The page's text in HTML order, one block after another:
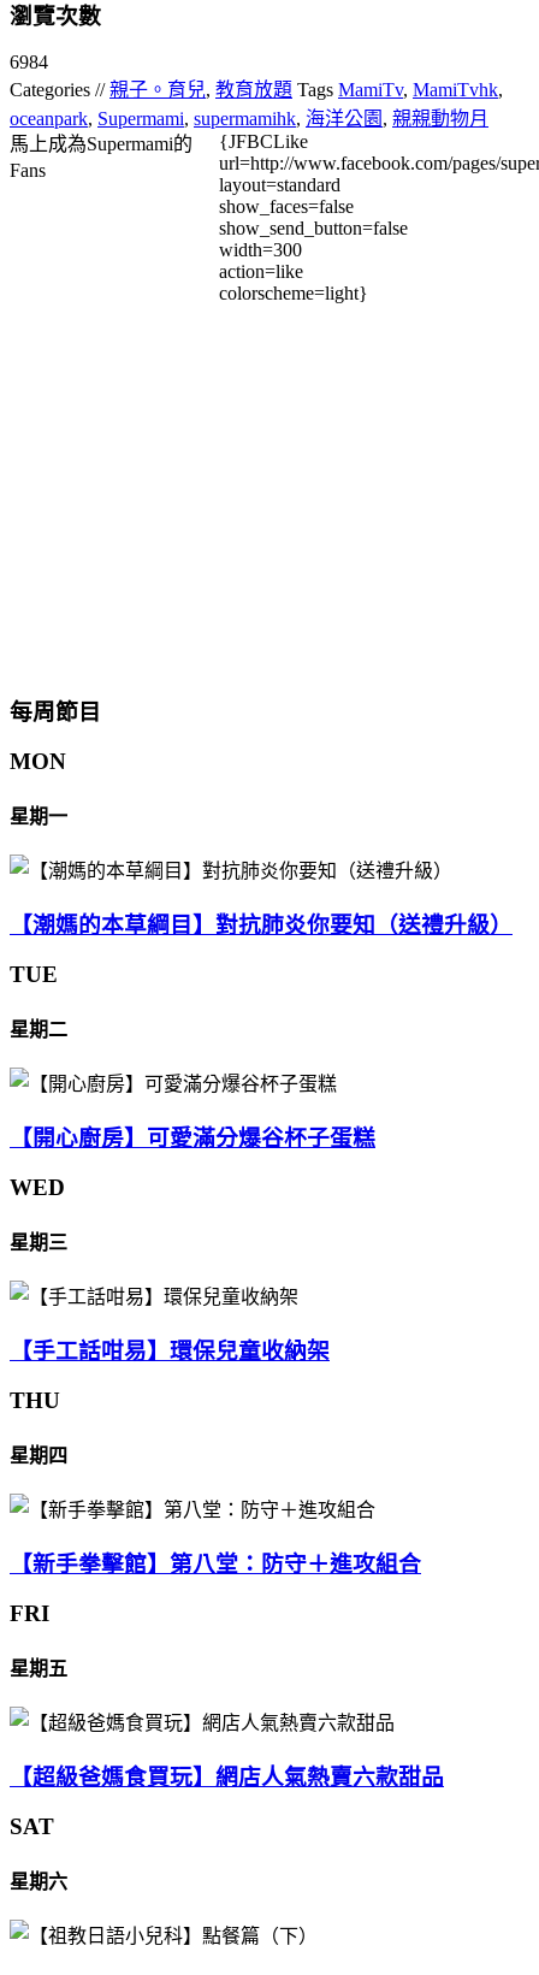
瀏覽次數
6984
Categories //親子。育兒, 教育放題 Tags MamiTv, MamiTvhk,
oceanpark, Supermami, supermamihk, 海洋公園 , 親親動物月
馬上成為Supermami的
Fans
{JFBCLike
url=http://www.facebook.com/pages/
layout=standard
show_faces=false
show_send_button=false
width=300
action=like
colorscheme=light}
每周節目
MON
星期一
【潮媽的本草綱目】對抗肺炎你要知（送禮升級）
TUE
星期二
【開心廚房】可愛滿分爆谷杯子蛋糕
WED
星期三
【手工話咁易】環保兒童收納架
THU
星期四
【新手拳擊館】第八堂：防守＋進攻組合
FRI
星期五
【超級爸媽食買玩】網店人氣熱賣六款甜品
SAT
星期六